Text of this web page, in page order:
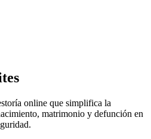
online que simplifica la
matrimonio y defunción en